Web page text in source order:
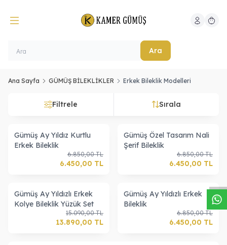
WhasappDesteHatt
Ara
Hesabım
Ana Sayfa GÜMÜŞ BİLEKLİKLER Erkek Bileklik Modelleri
Filtrele Sırala
Gümüş Ay Yıldız Kurtlu
Erkek Bileklik
6.850,00TL
6.450,00 TL
Gümüş Özel Tasarım Nali
Şerif Bileklik
6.850,00TL
6.450,00 TL
Gümüş Ay Yıldızlı Erkek
Kolye Bileklik Yüzük Set
15.090,00TL
13.890,00 TL
Gümüş Ay Yıldızlı Erkek
Bileklik
6.850,00TL
6.450,00 TL